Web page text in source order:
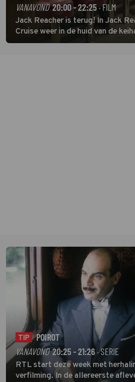
VANAVOND 20:00 - 22:25 · FILM
Jack Reacher is terug! In Jack
Cruise weer in de huid van de
TIP
POIROT
VANAVOND 20:25 - 21:26 · SERIE
RTL start deze week met
verfilming. In de allereerste